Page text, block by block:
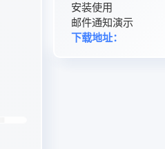
安装使用
邮件通知演示
下载地址：